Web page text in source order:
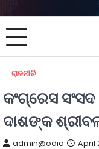
ରାଜନୀତି
କଂଗ୍ରେସ ସଂସଦ
ଦାଶଙ୍କ
admin@odia April